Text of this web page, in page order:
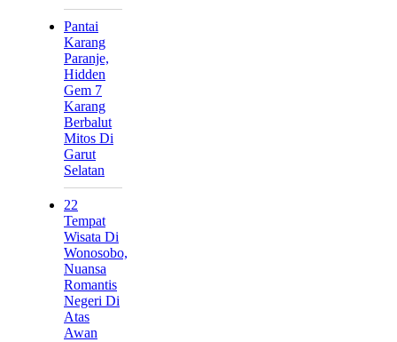
Pantai
Karang
Paranje,
Hidden
Gem 7
Karang
Berbalut
Mitos Di
Garut
Selatan
22
Tempat
Wisata Di
Wonosobo,
Nuansa
Romantis
Negeri Di
Atas
Awan